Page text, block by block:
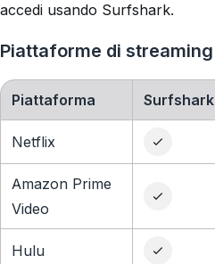
accedi usando Surfshark.
Piattaforme di streaming
Piattaforma Surfshark
Netflix
Amazon Prime
Video
Hulu